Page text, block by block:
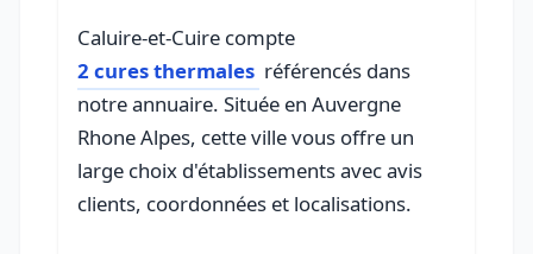
Caluire-et-Cuire compte
2 cures thermales référencés dans
notre annuaire. Située en Auvergne
Rhone Alpes, cette ville vous offre un
large choix d'établissements avec avis
clients, coordonnées et localisations.